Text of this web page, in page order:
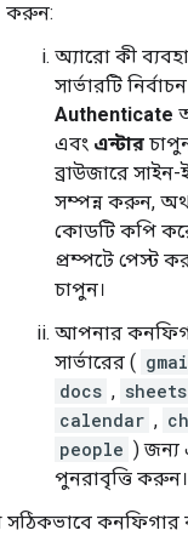
করুন:
অ্যারো কী
সার্ভারটি
Authenticate
এবং এন্টার
ব্রাউজারে সাইন-
সম্পন্ন করুন,
কোডটি কপি করে
প্রম্পটে পেস্ট
চাপুন।
আপনার
সার্ভারের (
docs , sheets
calendar ,
people ) জন্য
পুনরাবৃত্তি করুন।
সঠিকভাবে কনফিগার